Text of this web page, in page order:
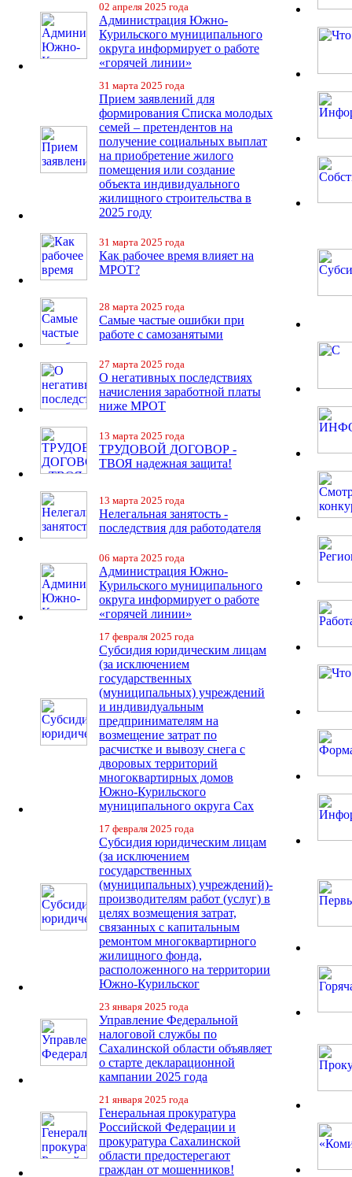
02 апреля 2025 года
Администрация Южно-
Курильского муниципального
округа информирует о работе
«горячей линии»
31 марта 2025 года
Прием заявлений для
формирования Списка молодых
семей – претендентов на
получение социальных выплат
на приобретение жилого
помещения или создание
объекта индивидуального
жилищного строительства в
2025 году
31 марта 2025 года
Как рабочее время влияет на
МРОТ?
28 марта 2025 года
Самые частые ошибки при
работе с самозанятыми
27 марта 2025 года
О негативных последствиях
начисления заработной платы
ниже МРОТ
13 марта 2025 года
ТРУДОВОЙ ДОГОВОР -
ТВОЯ надежная защита!
13 марта 2025 года
Нелегальная занятость -
последствия для работодателя
06 марта 2025 года
Администрация Южно-
Курильского муниципального
округа информирует о работе
«горячей линии»
17 февраля 2025 года
Субсидия юридическим лицам
(за исключением
государственных
(муниципальных) учреждений
и индивидуальным
предпринимателям на
возмещение затрат по
расчистке и вывозу снега с
дворовых территорий
многоквартирных домов
Южно-Курильского
муниципального округа Сах
17 февраля 2025 года
Субсидия юридическим лицам
(за исключением
государственных
(муниципальных) учреждений)-
производителям работ (услуг) в
целях возмещения затрат,
связанных с капитальным
ремонтом многоквартирного
жилищного фонда,
расположенного на территории
Южно-Курильског
23 января 2025 года
Управление Федеральной
налоговой службы по
Сахалинской области объявляет
о старте декларационной
кампании 2025 года
21 января 2025 года
Генеральная прокуратура
Российской Федерации и
прокуратура Сахалинской
области предостерегают
граждан от мошенников!